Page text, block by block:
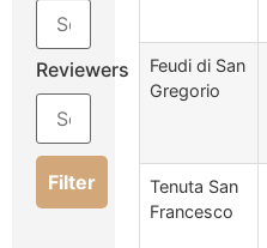
Reviewers
Filter
Feudi di San
Gregorio
Tenuta San
Francesco